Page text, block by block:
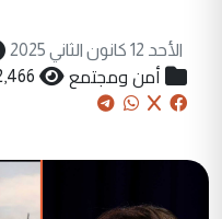
الأحد 12 كانون الثاني 2025
أمن ومجتمع 2,466